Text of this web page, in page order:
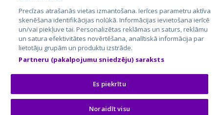
City24.lv
City24.ee
GetaPro.lv
GetaPro.ee
Skelbiu.lt
Autoplius.lt
Aruodas.lt
CVbankas.lt
Kainos.lt
Paslaugos.lt
auto24.ee
Osta.ee
KuldneBörs.ee
Precīzas atrašanās vietas izmantošana. Ierīces parametru aktīva
skenēšana identifikācijas nolūkā. Informācijas ievietošana ierīcē
un/vai piekļuve tai. Personalizētas reklāmas un saturs, reklāmu
un satura efektivitātes novērtēšana, analītiskā informācija par
lietotāju grupām un produktu izstrāde.
Partneru (pakalpojumu sniedzēju) saraksts
Es piekrītu
Noraidīt visu